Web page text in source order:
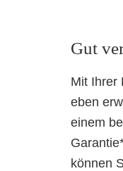
Gut
Mit Ihrer
eben
einem
können